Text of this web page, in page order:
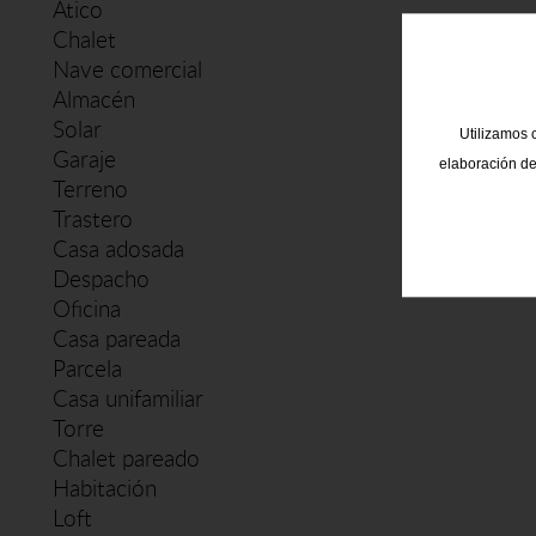
Ático
Chalet
Nave comercial
Almacén
Solar
Garaje
Terreno
Trastero
Casa adosada
Despacho
Oficina
Casa pareada
Parcela
Casa unifamiliar
Torre
Chalet pareado
Habitación
Loft
Utilizamos
elaboración